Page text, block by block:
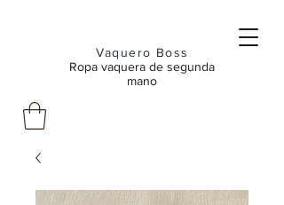
Vaquero Boss
Ropa vaquera de segunda
mano